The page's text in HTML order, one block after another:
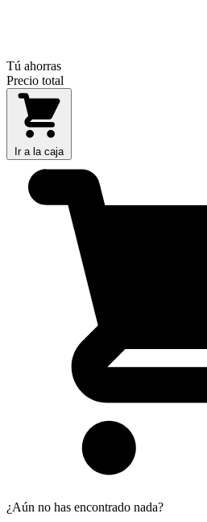
Tú ahorras
Precio total
Ir a la caja
¿Aún no has encontrado nada?